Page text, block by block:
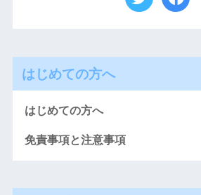
はじめての方へ
はじめての方へ
免責事項と注意事項